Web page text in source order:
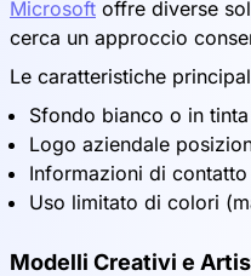
Microsoft offre diverse
cerca un approccio
Le caratteristiche
Sfondo bianco o in
Logo aziendale
Informazioni di
Uso limitato di colori
Modelli Creativi e